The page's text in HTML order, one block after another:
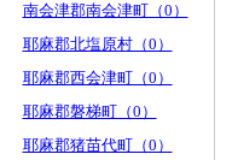
南会津郡南会津町（0）
耶麻郡北塩原村（0）
耶麻郡西会津町（0）
耶麻郡磐梯町（0）
耶麻郡猪苗代町（0）